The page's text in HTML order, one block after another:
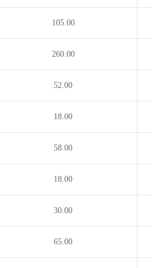
105.00
260.00
52.00
18.00
58.00
18.00
30.00
65.00